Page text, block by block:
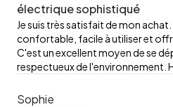
électrique sophistiqué
Je suis très satisfait de mon
confortable, facile à utiliser et
C'est un excellent moyen de se
respectueux de l'environnement.
Sophie